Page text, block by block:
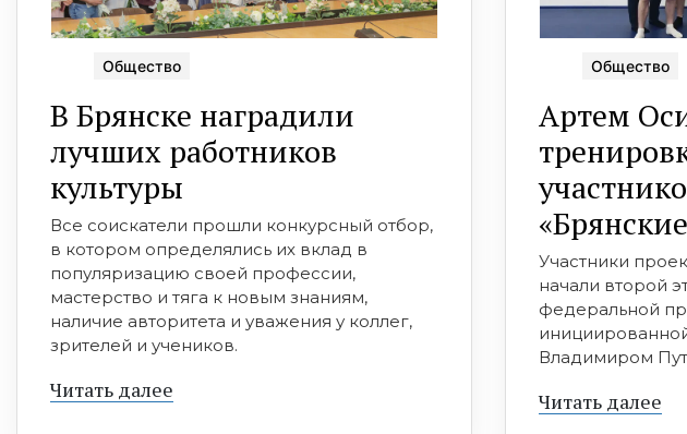
Общество
В Брянске наградили
лучших работников
культуры
Все соискатели прошли конкурсный отбор,
в котором определялись их вклад в
популяризацию своей профессии,
мастерство и тяга к новым знаниям,
наличие авторитета и уважения у коллег,
зрителей и учеников.
Читать далее
Общество
Артем
Участники
начали второй
федеральной
Владимиром
Читать далее